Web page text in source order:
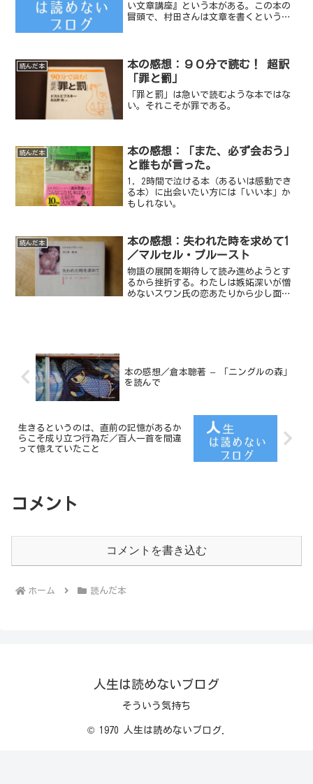
い文章講座』という本がある。この本の
冒頭で、村田さんは文章を書くというこ
読んだ本
本の感想：９０分で読む！ 超訳
「罪と罰」
「罪と罰」は急いで読むような本ではな
い。それこそが罪である。
読んだ本
本の感想：「また、必ず会おう」
と誰もが言った。
1，2時間で泣ける本（あるいは感動でき
る本）に出会いたい方には「いい本」か
もしれない。
読んだ本
本の感想：失われた時を求めて1
／マルセル・プルースト
物語の展開を期待して読み進めようとす
るから挫折する。わたしは嫉妬深いが憎
めないスワン氏の恋あたりから少し面白
本の感想／倉本聰著 – 「ニングルの森」
を読んで
生きるというのは、直前の記憶があるか
らこそ成り立つ行為だ／百人一首を間違
って憶えていたこと
コメント
コメントを書き込む
ホーム 読んだ本
人生は読めないブログ
そういう気持ち
© 1970 人生は読めないブログ.